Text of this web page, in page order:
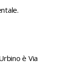
è Via